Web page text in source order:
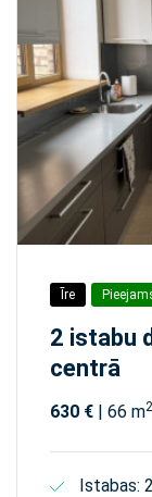
Īre
2 istabu
centrā
630 € | 66 m2
Istabas: 2